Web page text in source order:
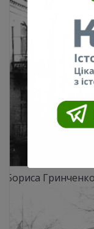
Бориса